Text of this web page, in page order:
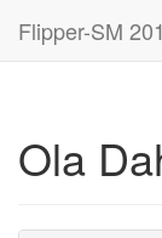
Flipper-SM
Ola